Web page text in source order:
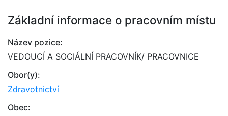
Základní informace o pracovním místu
Název pozice:
VEDOUCÍ A SOCIÁLNÍ PRACOVNÍK/ PRACOVNICE
Obor(y):
Zdravotnictví
Obec: